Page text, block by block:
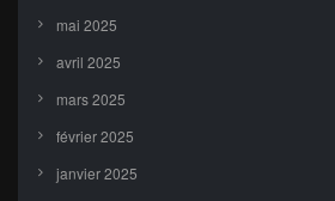
mai 2025
avril 2025
mars 2025
février 2025
janvier 2025